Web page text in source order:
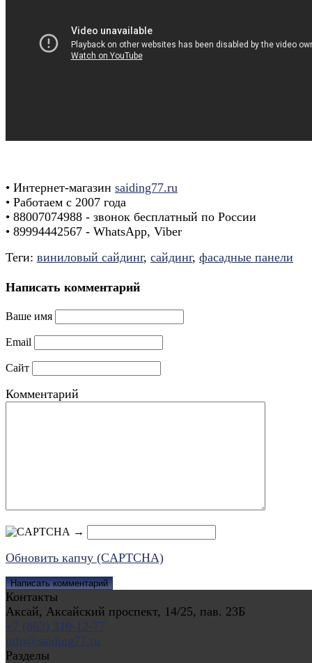
• Интернет-магазин saiding77.ru
• Работаем с 2007 года
• 88007074988 - звонок бесплатный по России
• 89994442567 - WhatsApp, Viber
Теги: виниловый сайдинг, сайдинг, фасадные панели
Написать комментарий
Ваше имя
Email
Сайт
Комментарий
→
Обновить капчу (CAPTCHA)
Контакты
Аксай, Аксайский проспект, 14/25, пав. 23Б
+7 (863) 310-12-77
info@saiding77.ru
Разделы